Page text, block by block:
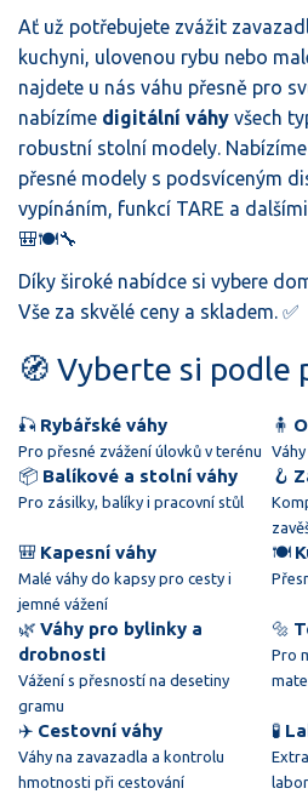
Ať už potřebujete zvážit
kuchyni, ulovenou rybu nebo
najdete u nás váhu přesně pro
nabízíme digitální váhy všech
robustní stolní modely.
přesné modely s podsvíceným
vypínáním, funkcí TARE a
🎒🍽️🔧
Díky široké nabídce si vybere
Vše za skvělé ceny a skladem. ✅
🧭 Vyberte si podle
🎣 Rybářské váhy
Pro přesné zvážení úlovků v terénu
🧍
📦 Balíkové a stolní váhy
Pro zásilky, balíky i pracovní stůl
🪝
🎒 Kapesní váhy
Malé váhy do kapsy pro cesty i
jemné vážení
🍽️
🌿 Váhy pro bylinky a
drobnosti
Vážení s přesností na desetiny
gramu
🔩
Pro
✈️ Cestovní váhy
Váhy na zavazadla a kontrolu
hmotnosti při cestování
🧪